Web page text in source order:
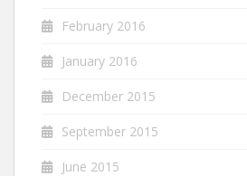
February 2016
January 2016
December 2015
September 2015
June 2015